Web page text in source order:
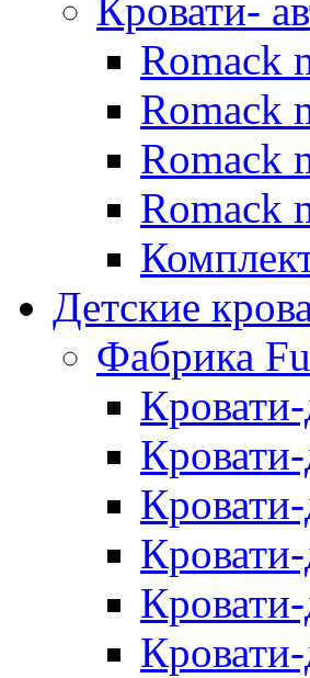
Кровати-
Romack
Romack
Romack
Romack
Детские
Фабрика